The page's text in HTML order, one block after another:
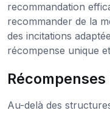
recommandation
recommander de la
des incitations
récompense unique
Au-delà des